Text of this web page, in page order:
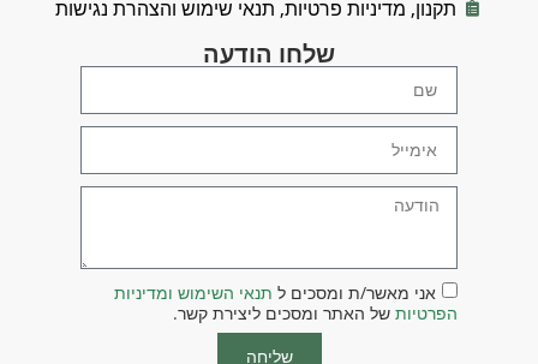
תקנון, מדיניות פרטיות, תנאי שימוש והצהרת נגישות
שלחו הודעה
אני מאשר/ת ומסכים ל תנאי השימוש ומדיניות
הפרטיות של האתר ומסכים ליצירת קשר.
שליחה